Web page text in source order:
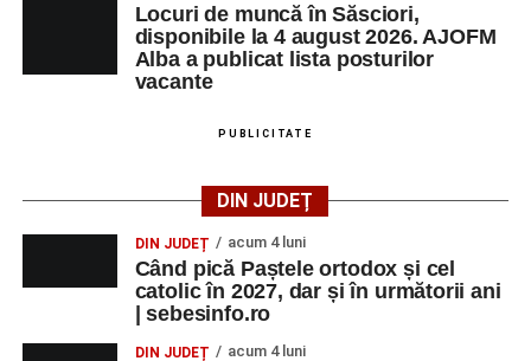
Locuri de muncă în Săsciori,
disponibile la 4 august 2026. AJOFM
Alba a publicat lista posturilor
vacante
PUBLICITATE
DIN JUDEȚ
DIN JUDEȚ acum 4 luni
Când pică Paștele ortodox și cel
catolic în 2027, dar și în următorii ani
| sebesinfo.ro
DIN JUDEȚ acum 4 luni